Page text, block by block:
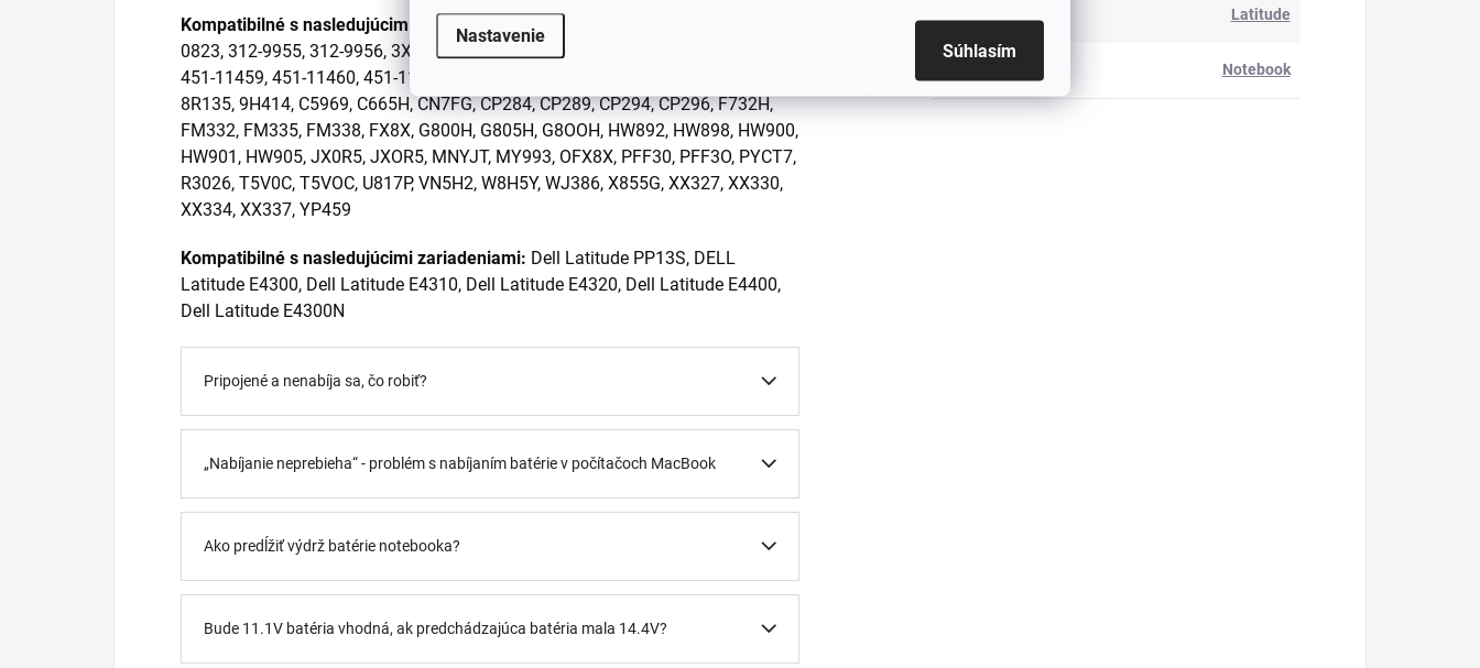
Nastavenie
Súhlasím
Kompatibilné s nasledujúcimi modelmi batérií:
0823, 312-9955, 312-9956, 3X021, 3XO21, 451-10636, 451-10638, 451-11458,
451-11459, 451-11460, 451-11493, 451-11494, 451-11495, 453-10039, 8N884,
8R135, 9H414, C5969, C665H, CN7FG, CP284, CP289, CP294, CP296, F732H,
FM332, FM335, FM338, FX8X, G800H, G805H, G8OOH, HW892, HW898, HW900,
HW901, HW905, JX0R5, JXOR5, MNYJT, MY993, OFX8X, PFF30, PFF3O, PYCT7,
R3026, T5V0C, T5VOC, U817P, VN5H2, W8H5Y, WJ386, X855G, XX327, XX330,
XX334, XX337, YP459
Kompatibilné s nasledujúcimi zariadeniami: Dell Latitude PP13S, DELL
Latitude E4300, Dell Latitude E4310, Dell Latitude E4320, Dell Latitude E4400,
Dell Latitude E4300N
Pripojené a nenabíja sa, čo robiť?
„Nabíjanie neprebieha“ - problém s nabíjaním batérie v počítačoch MacBook
Ako predĺžiť výdrž batérie notebooka?
Bude 11.1V batéria vhodná, ak predchádzajúca batéria mala 14.4V?
Série: Latitude
Notebook